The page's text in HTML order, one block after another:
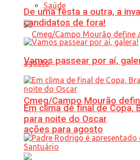
Saúde
Cmeg/Campo Mourão
ações para agosto
De uma festa a outra, a
candidatos de fora!
Vamos passear por aí,
Em clima de final de Copa,
para noite do Oscar